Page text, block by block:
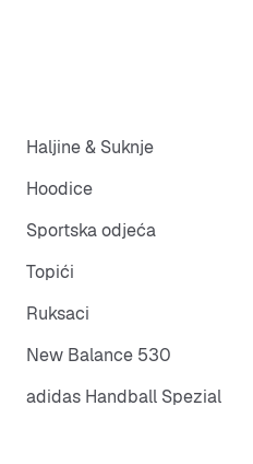
Haljine & Suknje
Hoodice
Sportska odjeća
Topići
Ruksaci
New Balance 530
adidas Handball Spezial